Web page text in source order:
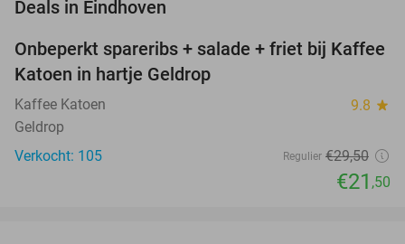
Deals in Eindhoven
27%
Onbeperkt spareribs + salade + friet bij Kaffee
Katoen in hartje Geldrop
Kaffee Katoen 9.8 star
Geldrop
Verkocht: 105
Regulier €29,50
€21 ,50